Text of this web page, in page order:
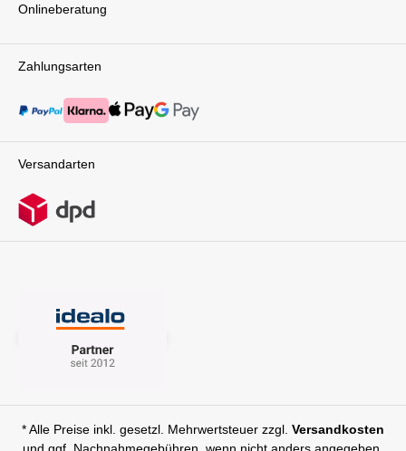
Zahlungsarten
Versandarten
Onlineberatung
* Alle Preise inkl. gesetzl. Mehrwertsteuer zzgl. Versandkosten